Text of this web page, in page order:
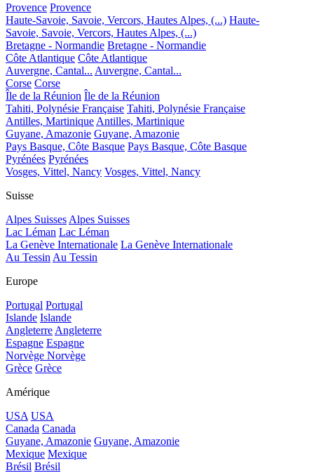
Provence Provence
Haute-Savoie, Savoie, Vercors, Hautes Alpes, (...) Haute-
Savoie, Savoie, Vercors, Hautes Alpes, (...)
Bretagne - Normandie Bretagne - Normandie
Côte Atlantique Côte Atlantique
Auvergne, Cantal... Auvergne, Cantal...
Corse Corse
Île de la Réunion Île de la Réunion
Tahiti, Polynésie Française Tahiti, Polynésie Française
Antilles, Martinique Antilles, Martinique
Guyane, Amazonie Guyane, Amazonie
Pays Basque, Côte Basque Pays Basque, Côte Basque
Pyrénées Pyrénées
Vosges, Vittel, Nancy Vosges, Vittel, Nancy
Suisse
Alpes Suisses Alpes Suisses
Lac Léman Lac Léman
La Genève Internationale La Genève Internationale
Au Tessin Au Tessin
Europe
Portugal Portugal
Islande Islande
Angleterre Angleterre
Espagne Espagne
Norvège Norvège
Grèce Grèce
Amérique
USA USA
Canada Canada
Guyane, Amazonie Guyane, Amazonie
Mexique Mexique
Brésil Brésil